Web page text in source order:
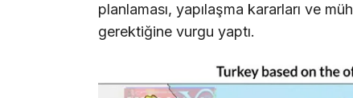
planlaması, yapılaşma kararları ve
gerektiğine vurgu yaptı.